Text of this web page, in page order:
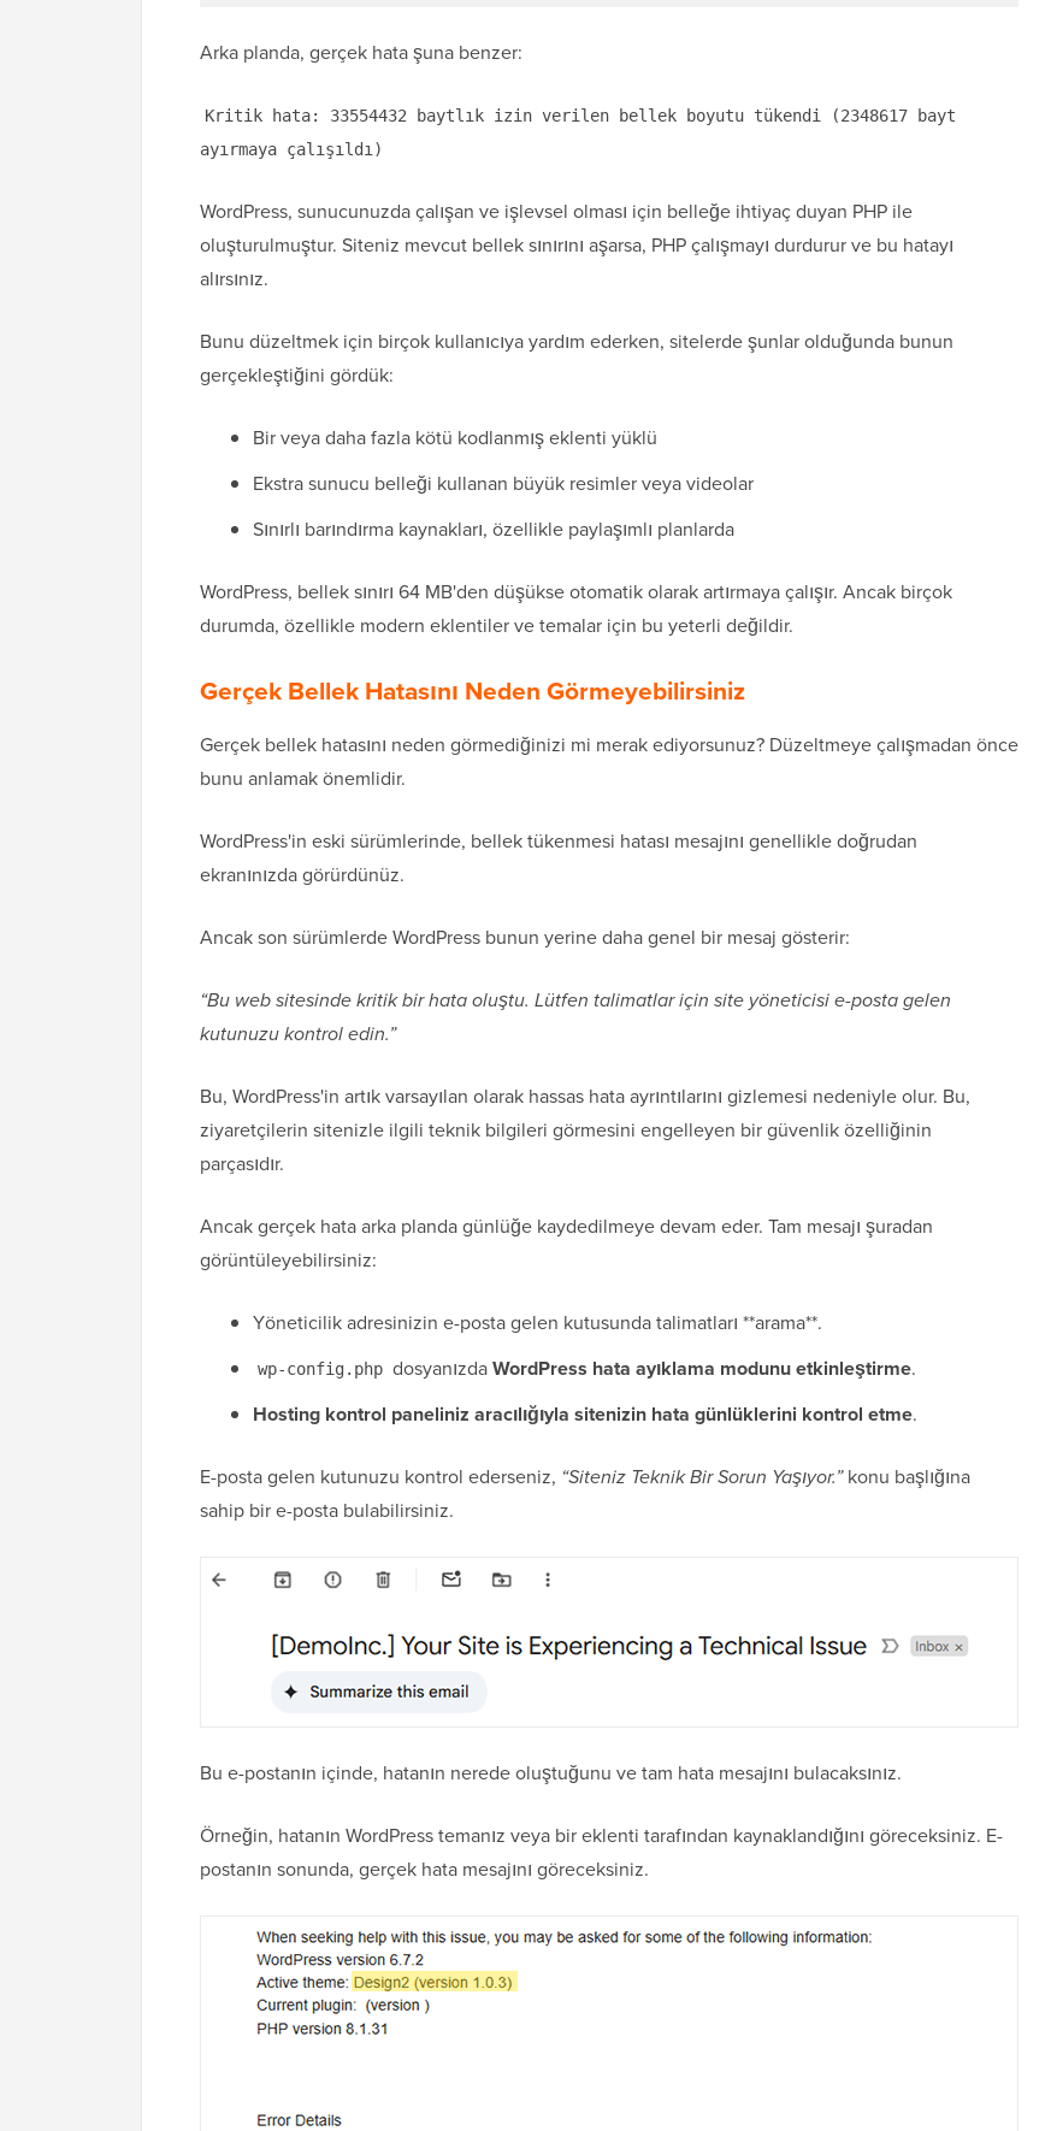
Arka planda, gerçek hata şuna benzer:
Kritik hata: 33554432 baytlık izin verilen bellek boyutu tükendi (2348617 bayt
ayırmaya çalışıldı)
WordPress, sunucunuzda çalışan ve işlevsel olması için belleğe ihtiyaç duyan PHP ile
oluşturulmuştur. Siteniz mevcut bellek sınırını aşarsa, PHP çalışmayı durdurur ve bu hatayı
alırsınız.
Bunu düzeltmek için birçok kullanıcıya yardım ederken, sitelerde şunlar olduğunda bunun
gerçekleştiğini gördük:
Bir veya daha fazla kötü kodlanmış eklenti yüklü
Ekstra sunucu belleği kullanan büyük resimler veya videolar
Sınırlı barındırma kaynakları, özellikle paylaşımlı planlarda
WordPress, bellek sınırı 64 MB'den düşükse otomatik olarak artırmaya çalışır. Ancak birçok
durumda, özellikle modern eklentiler ve temalar için bu yeterli değildir.
Gerçek Bellek Hatasını Neden Görmeyebilirsiniz
Gerçek bellek hatasını neden görmediğinizi mi merak ediyorsunuz? Düzeltmeye çalışmadan önce
bunu anlamak önemlidir.
WordPress'in eski sürümlerinde, bellek tükenmesi hatası mesajını genellikle doğrudan
ekranınızda görürdünüz.
Ancak son sürümlerde WordPress bunun yerine daha genel bir mesaj gösterir:
“Bu web sitesinde kritik bir hata oluştu. Lütfen talimatlar için site yöneticisi e-posta gelen
kutunuzu kontrol edin.”
Bu, WordPress'in artık varsayılan olarak hassas hata ayrıntılarını gizlemesi nedeniyle olur. Bu,
ziyaretçilerin sitenizle ilgili teknik bilgileri görmesini engelleyen bir güvenlik özelliğinin
parçasıdır.
Ancak gerçek hata arka planda günlüğe kaydedilmeye devam eder. Tam mesajı şuradan
görüntüleyebilirsiniz:
Yöneticilik adresinizin e-posta gelen kutusunda talimatları **arama**.
wp-config.php dosyanızdaWordPress hata ayıklama modunu etkinleştirme.
Hosting kontrol paneliniz aracılığıyla sitenizin hata günlüklerini kontrol etme.
E-posta gelen kutunuzu kontrol ederseniz, “Siteniz Teknik Bir Sorun Yaşıyor.”konu başlığına
sahip bir e-posta bulabilirsiniz.
Bu e-postanın içinde, hatanın nerede oluştuğunu ve tam hata mesajını bulacaksınız.
Örneğin, hatanın WordPress temanız veya bir eklenti tarafından kaynaklandığını göreceksiniz. E-
postanın sonunda, gerçek hata mesajını göreceksiniz.